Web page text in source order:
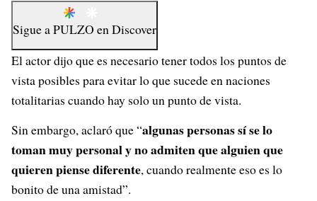
Sigue aPULZO enDiscover
El actor dijo que es necesario tener todos los puntos de
vista posibles para evitar lo que sucede en naciones
totalitarias cuando hay solo un punto de vista.
Sin embargo, aclaró que “algunas personas sí se lo
toman muy personal y no admiten que alguien que
quieren piense diferente, cuando realmente eso es lo
bonito de una amistad”.